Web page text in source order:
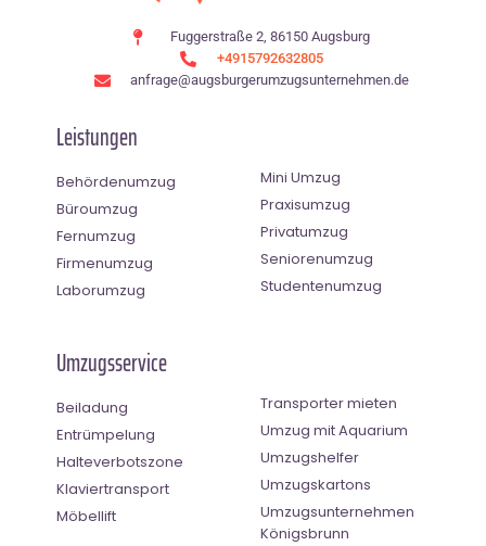
Fuggerstraße 2, 86150 Augsburg
+4915792632805
anfrage@augsburgerumzugsunternehmen.de
Leistungen
Behördenumzug
Büroumzug
Fernumzug
Firmenumzug
Laborumzug
Mini Umzug
Praxisumzug
Privatumzug
Seniorenumzug
Studentenumzug
Umzugsservice
Beiladung
Entrümpelung
Halteverbotszone
Klaviertransport
Möbellift
Transporter mieten
Umzug mit Aquarium
Umzugshelfer
Umzugskartons
Umzugsunternehmen
Königsbrunn